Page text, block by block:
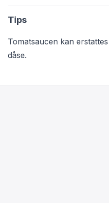
Tips
Tomatsaucen kan
dåse.